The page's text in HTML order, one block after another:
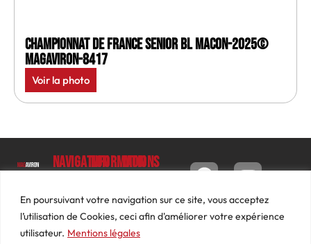
En poursuivant votre navigation sur ce site, vous acceptez
l’utilisation de Cookies, ceci afin d'améliorer votre expérience
utilisateur. Mentions légales
Championnat de France senior BL Macon-2025©
MagAviron-8417
Voir la photo
Luc
Barbier
69640
Navigation
Le
Magazine
Photos
Informations
Conditions
générales
de ventes
Mon
Tableau
de bord
Commandes